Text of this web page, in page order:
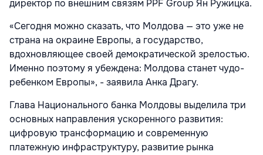
директор по внешним связям PPF Group Ян Ружицка.
«Сегодня можно сказать, что Молдова — это уже не
страна на окраине Европы, а государство,
вдохновляющее своей демократической зрелостью.
Именно поэтому я убеждена: Молдова станет чудо-
ребенком Европы», - заявила Анка Драгу.
Глава Национального банка Молдовы выделила три
основных направления ускоренного развития:
цифровую трансформацию и современную
платежную инфраструктуру, развитие рынка